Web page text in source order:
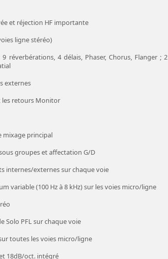
et réjection HF importante
ligne stéréo)
réverbérations, 4 délais, Phaser, Chorus, Flanger ; 2
externes
les retours Monitor
mixage principal
groupes et affectation G/D
internes/externes sur chaque voie
variable (100 Hz à 8 kHz) sur les voies micro/ligne
Solo PFL sur chaque voie
toutes les voies micro/ligne
18dB/oct. intégré